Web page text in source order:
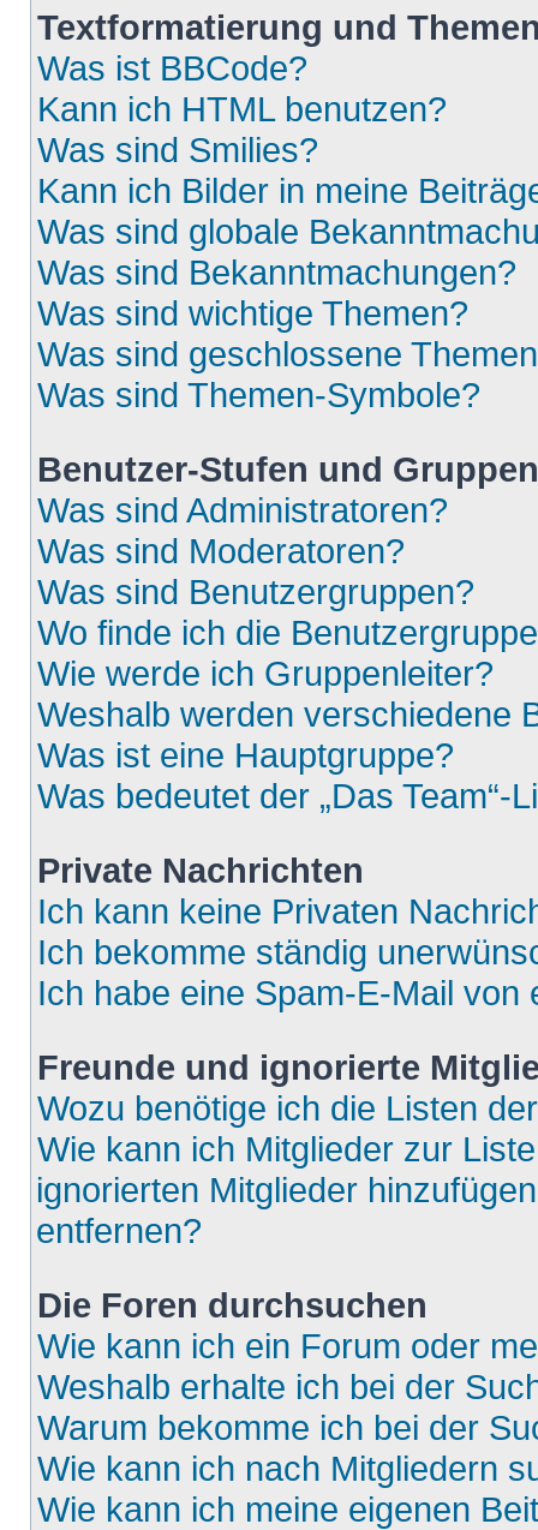
Textformatierung und
Was ist BBCode?
Kann ich HTML benutzen?
Was sind Smilies?
Kann ich Bilder in meine
Was sind globale
Was sind Bekanntmachungen?
Was sind wichtige Themen?
Was sind geschlossene
Was sind Themen-Symbole?
Benutzer-Stufen und Gruppen
Was sind Administratoren?
Was sind Moderatoren?
Was sind Benutzergruppen?
Wo finde ich die
Wie werde ich Gruppenleiter?
Weshalb werden verschiedene
Was ist eine Hauptgruppe?
Was bedeutet der „Das Team“-
Private Nachrichten
Ich kann keine Privaten
Ich bekomme ständig
Ich habe eine Spam-E-Mail
Freunde und ignorierte
Wozu benötige ich die Listen
Wie kann ich Mitglieder zur
ignorierten Mitglieder
entfernen?
Die Foren durchsuchen
Wie kann ich ein Forum oder
Weshalb erhalte ich bei der
Warum bekomme ich bei der
Wie kann ich nach Mitgliedern
Wie kann ich meine eigenen